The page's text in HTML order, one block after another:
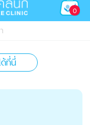
0
ที่นี่